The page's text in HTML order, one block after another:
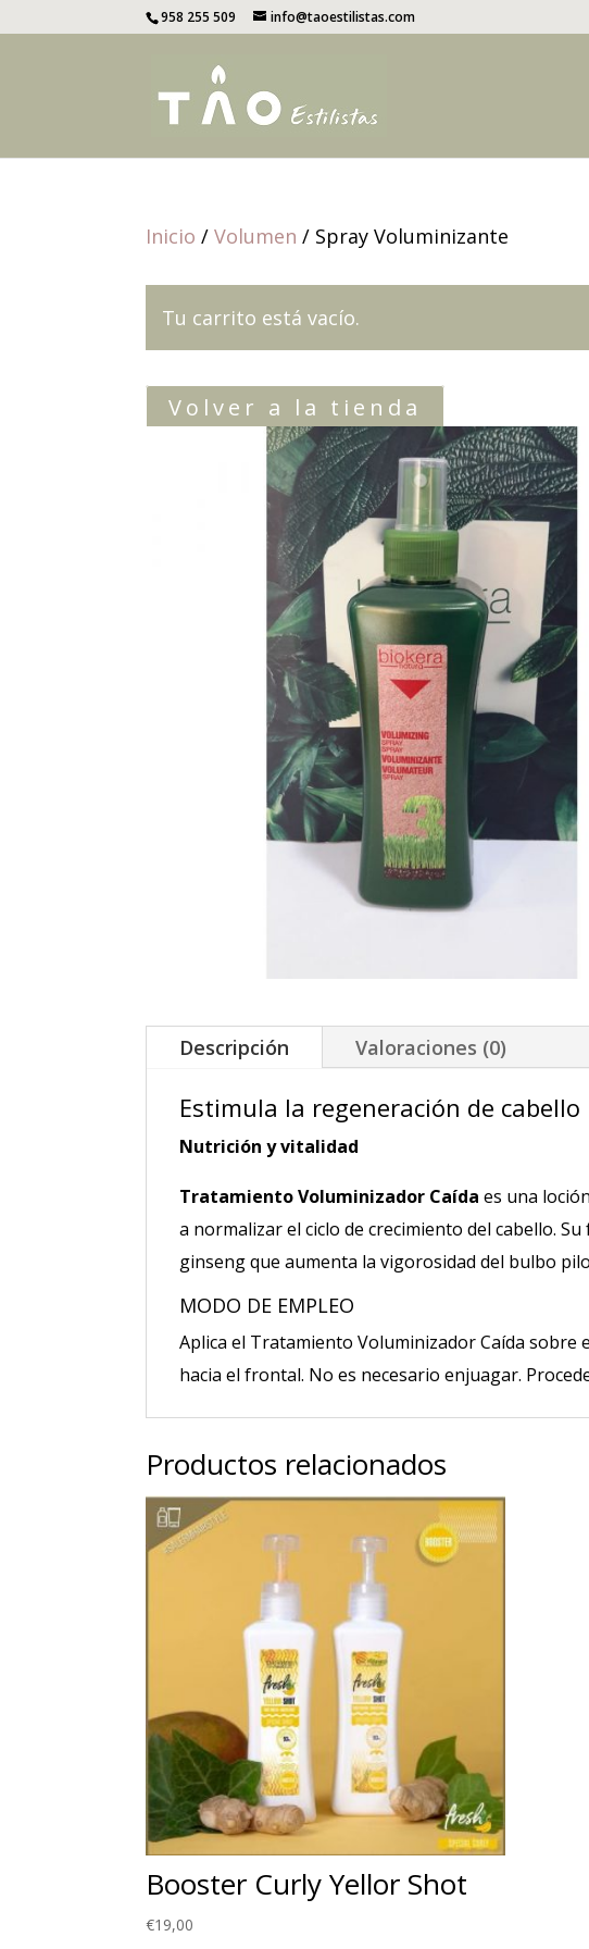
958 255 509 info@taoestilistas.com
Inicio /Volumen / Spray Voluminizante
Tu carrito está vacío.
Volver a la tienda
Descripción Valoraciones (0)
Estimula la regeneración de cabello
Nutrición y vitalidad
Tratamiento Voluminizador Caída es una
a normalizar el ciclo de crecimiento del cabello.
ginseng que aumenta la vigorosidad del bulbo
MODO DE EMPLEO
Aplica el Tratamiento Voluminizador Caída sobre
hacia el frontal. No es necesario enjuagar.
Productos relacionados
Booster Curly Yellor Shot
€19,00